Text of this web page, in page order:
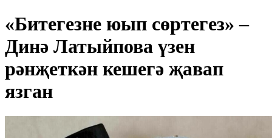
«Битегезне юып сөртегез» –
Динә Латыйпова үзен
рәнҗеткән кешегә җавап
язган